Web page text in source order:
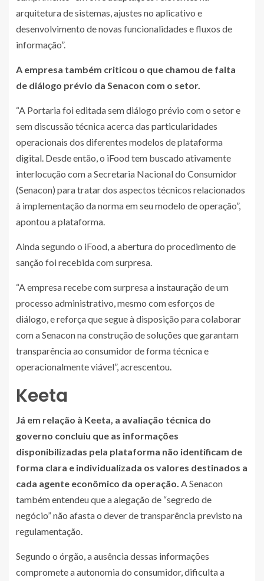
arquitetura de sistemas, ajustes no aplicativo e
desenvolvimento de novas funcionalidades e fluxos de
informação”.
A empresa também criticou o que chamou de falta
de diálogo prévio da Senacon com o setor.
“A Portaria foi editada sem diálogo prévio com o setor e
sem discussão técnica acerca das particularidades
operacionais dos diferentes modelos de plataforma
digital. Desde então, o iFood tem buscado ativamente
interlocução com a Secretaria Nacional do Consumidor
(Senacon) para tratar dos aspectos técnicos relacionados
à implementação da norma em seu modelo de operação”,
apontou a plataforma.
Ainda segundo o iFood, a abertura do procedimento de
sanção foi recebida com surpresa.
“A empresa recebe com surpresa a instauração de um
processo administrativo, mesmo com esforços de
diálogo, e reforça que segue à disposição para colaborar
com a Senacon na construção de soluções que garantam
transparência ao consumidor de forma técnica e
operacionalmente viável”, acrescentou.
Keeta
Já em relação à Keeta, a avaliação técnica do
governo concluiu que as informações
disponibilizadas pela plataforma não identificam de
forma clara e individualizada os valores destinados a
cada agente econômico da operação. A Senacon
também entendeu que a alegação de “segredo de
negócio” não afasta o dever de transparência previsto na
regulamentação.
Segundo o órgão, a ausência dessas informações
compromete a autonomia do consumidor, dificulta a